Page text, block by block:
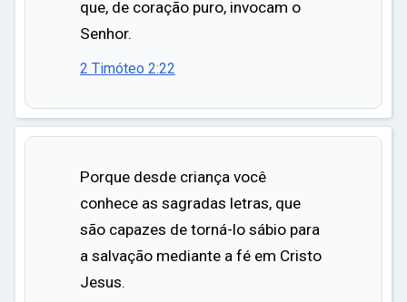
que, de coração puro, invocam o
Senhor.
2 Timóteo 2:22
Porque desde criança você
conhece as sagradas letras, que
são capazes de torná-lo sábio para
a salvação mediante a fé em Cristo
Jesus.